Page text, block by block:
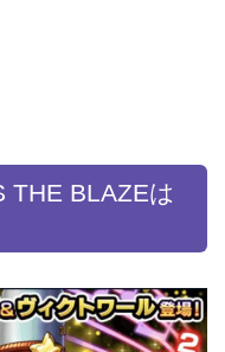
THE BLAZEは